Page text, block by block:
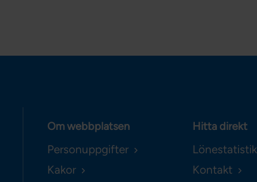
Om webbplatsen
Personuppgifter
Kakor
Hitta direkt
Lönestatistik
Kontakt